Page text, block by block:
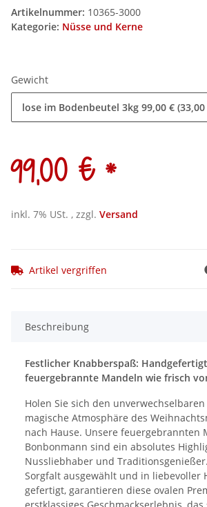
Artikelnummer: 10365-3000
Kategorie: Nüsse und Kerne
Gewicht
lose im Bodenbeutel 3kg 99,00 €
99,00 €*
inkl. 7% USt. , zzgl. Versand
Artikel vergriffen
Beschreibung
Festlicher Knabberspaß:
feuergebrannte Mandeln wie frisch
Holen Sie sich den
magische Atmosphäre des
nach Hause. Unsere feuergebrannten
Bonbonmann sind ein absolutes
Nussliebhaber und
Sorgfalt ausgewählt und in liebevoller
gefertigt, garantieren diese ovalen